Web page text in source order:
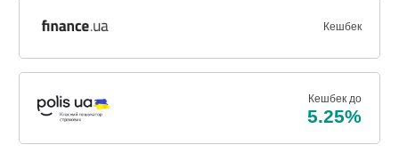
Кешбек
Кешбек до
5.25%